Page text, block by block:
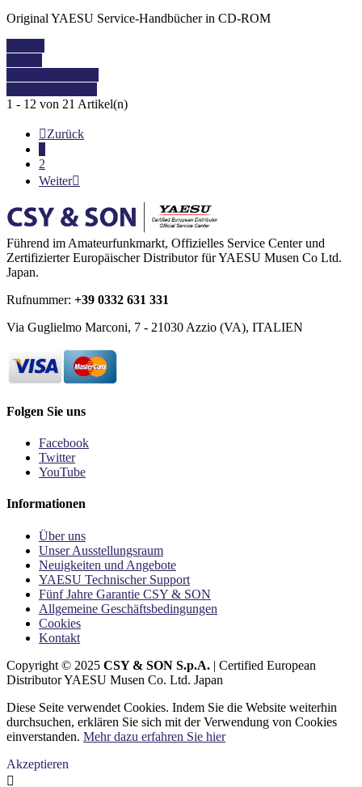
Original YAESU Service-Handbücher in CD-ROM
1 - 12 von 21 Artikel(n)
Zurück
2
Weiter
Führend im Amateurfunkmarkt, Offizielles Service Center und
Zertifizierter Europäischer Distributor für YAESU Musen Co Ltd.
Japan.
Rufnummer: +39 0332 631 331
Via Guglielmo Marconi, 7 - 21030 Azzio (VA), ITALIEN
Folgen Sie uns
Facebook
Twitter
YouTube
Informationen
Über uns
Unser Ausstellungsraum
Neuigkeiten und Angebote
YAESU Technischer Support
Fünf Jahre Garantie CSY & SON
Allgemeine Geschäftsbedingungen
Cookies
Kontakt
Copyright © 2025 CSY & SON S.p.A. | Certified European
Distributor YAESU Musen Co. Ltd. Japan
Diese Seite verwendet Cookies. Indem Sie die Website weiterhin
durchsuchen, erklären Sie sich mit der Verwendung von Cookies
einverstanden. Mehr dazu erfahren Sie hier
Akzeptieren
